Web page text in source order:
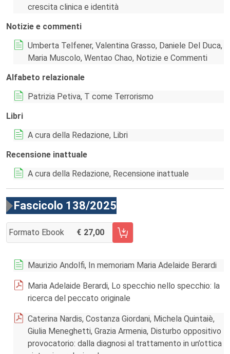
crescita clinica e identità
Notizie e commenti
Umberta Telfener, Valentina Grasso, Daniele Del Duca,
Maria Muscolo, Wentao Chao, Notizie e Commenti
Alfabeto relazionale
Patrizia Petiva, T come Terrorismo
Libri
A cura della Redazione, Libri
Recensione inattuale
A cura della Redazione, Recensione inattuale
Fascicolo 138/2025
Formato Ebook 27,00
AGGIUNGI AL CARRELLO FASCICOLO 138/2025
Maurizio Andolfi, In memoriam Maria Adelaide Berardi
Maria Adelaide Berardi, Lo specchio nello specchio: la
ricerca del peccato originale
Caterina Nardis, Costanza Giordani, Michela Quintaiè,
Giulia Meneghetti, Grazia Armenia, Disturbo oppositivo
provocatorio: dalla diagnosi al trattamento in un’ottica